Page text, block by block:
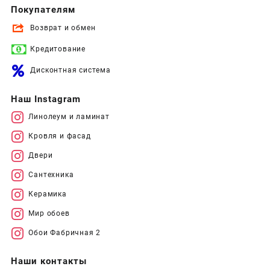
Покупателям
Возврат и обмен
Кредитование
Дисконтная система
Наш Instagram
Линолеум и ламинат
Кровля и фасад
Двери
Сантехника
Керамика
Мир обоев
Обои Фабричная 2
Наши контакты